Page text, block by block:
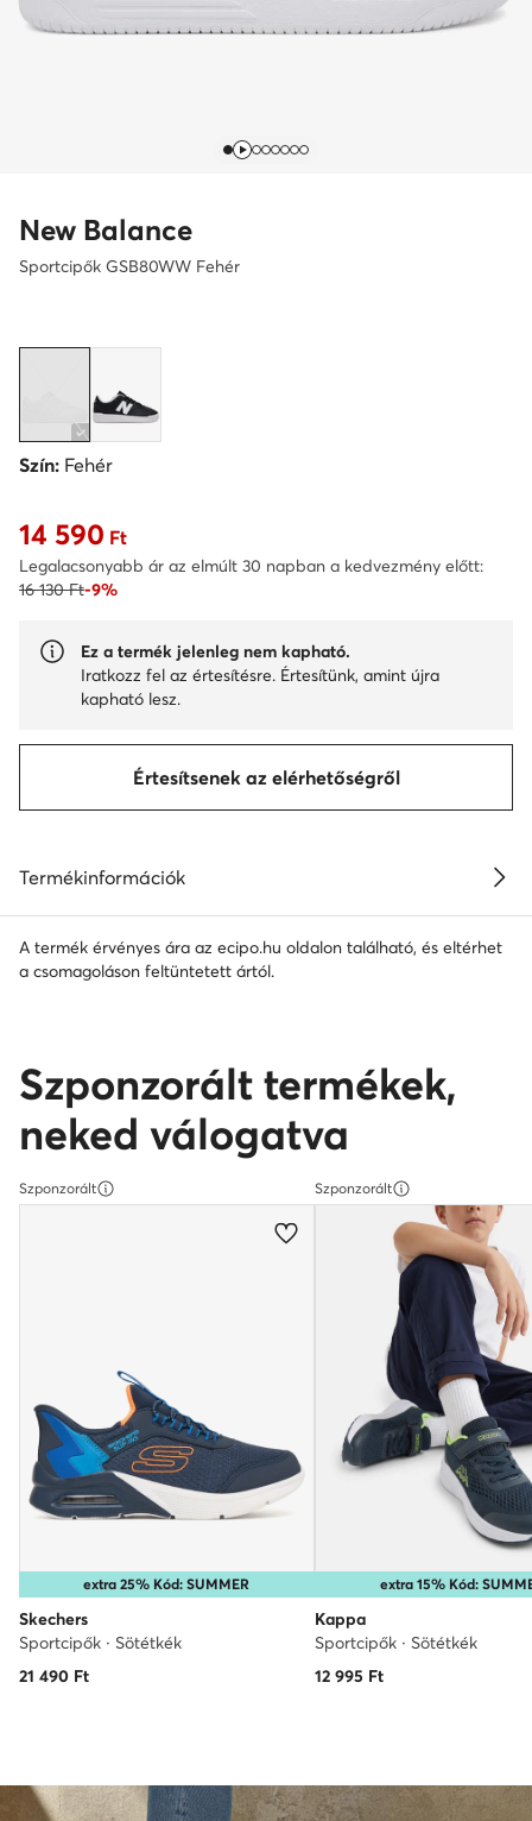
New Balance
Sportcipők GSB80WW Fehér
Szín: Fehér
Aktuális ár 14 590 Ft
14 590 Ft
Legalacsonyabb ár az elmúlt 30 napban a kedvezmény előtt:
16 130 Ft-9%
Ez a termék jelenleg nem kapható.
Iratkozz fel az értesítésre. Értesítünk, amint újra
kapható lesz.
Értesítsenek az elérhetőségről
Termékinformációk
A termék érvényes ára az ecipo.hu oldalon található, és eltérhet
a csomagoláson feltüntetett ártól.
Szponzorált termékek,
neked válogatva
Szponzorált
extra 25% Kód: SUMMER
Skechers
Sportcipők · Sötétkék
21 490 Ft
Szponzorált
extra 15% Kód:
Kappa
Sportcipők · Sötétkék
12 995 Ft